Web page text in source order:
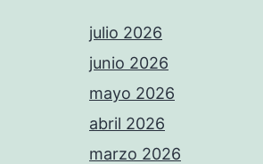
julio 2026
junio 2026
mayo 2026
abril 2026
marzo 2026